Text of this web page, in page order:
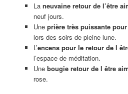
La neuvaine retour de l’être
neuf jours.
Une prière très puissante
lors des soirs de pleine lune.
L’encens pour le retour de l
l’espace de méditation.
Une bougie retour de l être
rose.